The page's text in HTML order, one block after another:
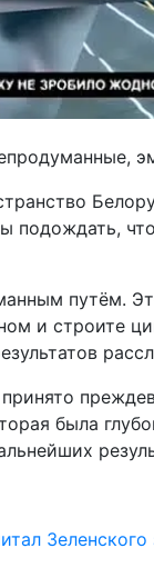
путём.
и строите
была